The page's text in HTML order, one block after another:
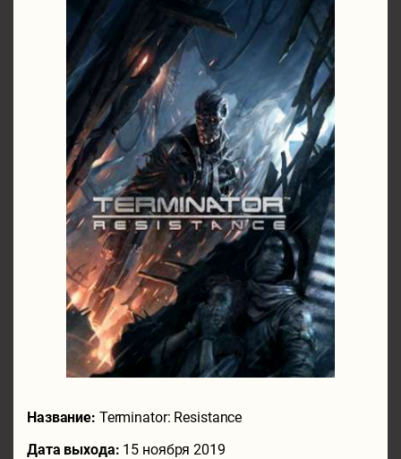
Название: Terminator: Resistance
Дата выхода: 15 ноября 2019